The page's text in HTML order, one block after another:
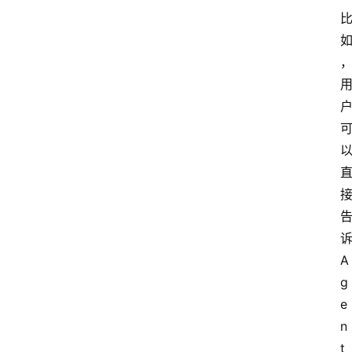
比
如
，
用
户
可
以
直
接
告
诉
A
g
e
n
t